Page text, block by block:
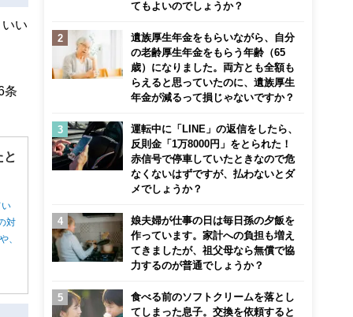
い
条
と
い
対
、
てもよいのでしょうか？
遺族厚生年金をもらいながら、自分
の老齢厚生年金をもらう年齢（65
歳）になりました。両方とも全額も
らえると思っていたのに、遺族厚生
年金が減るって損じゃないですか？
運転中に「LINE」の返信をしたら、
反則金「1万8000円」をとられた！
赤信号で停車していたときなので危
なくないはずですが、払わないとダ
メでしょうか？
娘夫婦が仕事の日は毎日孫の夕飯を
作っています。家計への負担も増え
てきましたが、祖父母なら無償で協
力するのが普通でしょうか？
食べる前のソフトクリームを落とし
てしまった息子。交換を依頼すると